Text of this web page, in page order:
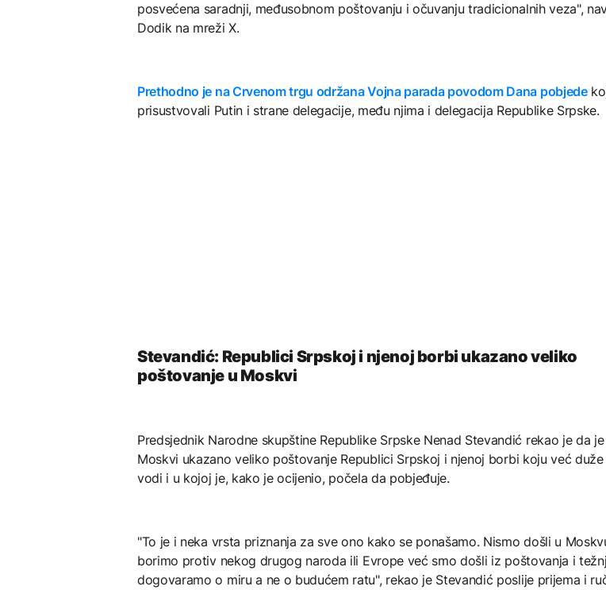
posvećena saradnji, međusobnom poštovanju i očuvanju tradicionalnih veza",
Dodik na mreži X.
Prethodno je na Crvenom trgu održana Vojna parada povodom Dana pobjede
prisustvovali Putin i strane delegacije, među njima i delegacija Republike Srpske.
Stevandić: Republici Srpskoj i njenoj borbi ukazano veliko
poštovanje u Moskvi
Predsjednik Narodne skupštine Republike Srpske Nenad Stevandić rekao je da
Moskvi ukazano veliko poštovanje Republici Srpskoj i njenoj borbi koju već
vodi i u kojoj je, kako je ocijenio, počela da pobjeđuje.
"To je i neka vrsta priznanja za sve ono kako se ponašamo. Nismo došli u
borimo protiv nekog drugog naroda ili Evrope već smo došli iz poštovanja i
dogovaramo o miru a ne o budućem ratu", rekao je Stevandić poslije prijema i